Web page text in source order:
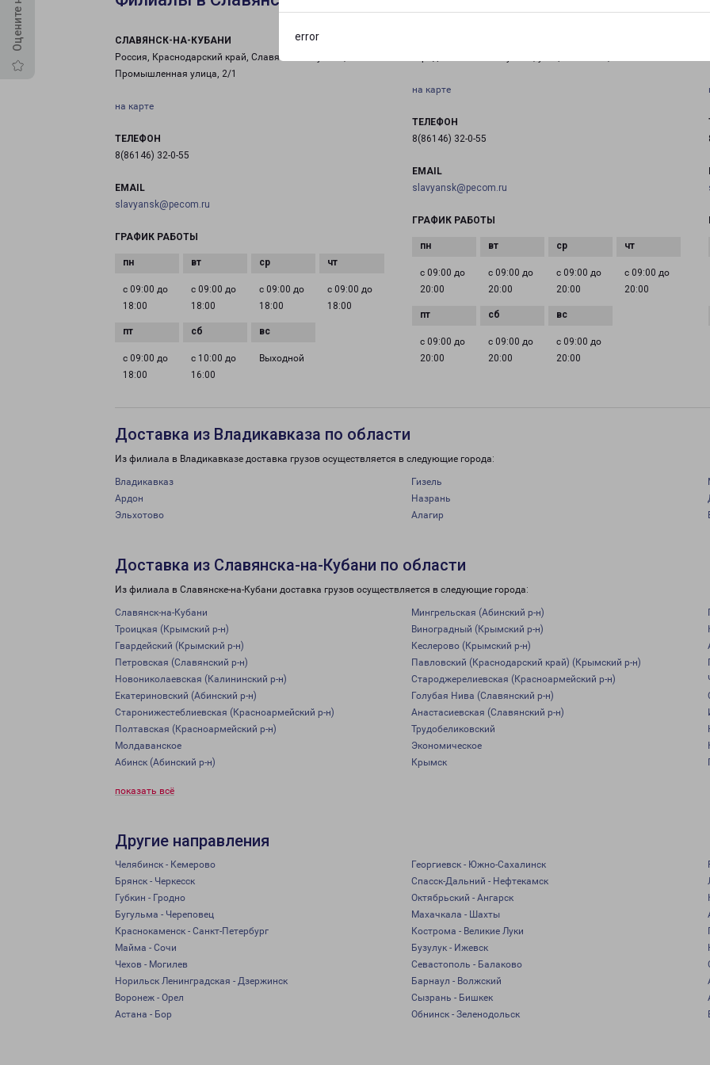
error
СЛАВЯНСК-НА-КУБАНИ
Россия, Краснодарский край, Славянск-на-Кубани,
Промышленная улица, 2/1
на карте
ТЕЛЕФОН
8(86146) 32-0-55
EMAIL
slavyansk@pecom.ru
ГРАФИК РАБОТЫ
с 09:00 до
18:00
с 09:00 до
18:00
с 09:00 до
18:00
с 09:00 до
18:00
с 09:00 до
18:00
с 10:00 до
16:00
Выходной
на карте
ТЕЛЕФОН
8(86146) 32-0-55
EMAIL
slavyansk@pecom.ru
ГРАФИК РАБОТЫ
с 09:00 до
20:00
с 09:00 до
20:00
с 09:00 до
20:00
с 09:00 до
20:00
с 09:00 до
20:00
с 09:00 до
20:00
с 09:00 до
20:00
Доставка из Владикавказа по области
Из филиала в Владикавказе доставка грузов осуществляется в следующие города:
Владикавказ Гизель
Ардон
Назрань
Эльхотово
Алагир
Доставка из Славянска-на-Кубани по области
Из филиала в Славянске-на-Кубани доставка грузов осуществляется в следующие города:
Славянск-на-Кубани Мингрельская (Абинский р-н)
Троицкая (Крымский р-н)
Виноградный (Крымский р-н)
Гвардейский (Крымский р-н)
Кеслерово (Крымский р-н)
Петровская (Славянский р-н)
Павловский (Краснодарский край) (Крымский р-н)
Новониколаевская (Калининский р-н)
Староджерелиевская (Красноармейский р-н)
Екатериновский (Абинский р-н)
Голубая Нива (Славянский р-н)
Старонижестеблиевская (Красноармейский р-н)
Анастасиевская (Славянский р-н)
Полтавская (Красноармейский р-н)
Трудобеликовский
Молдаванское
Экономическое
Абинск (Абинский р-н)
Крымск
показать всё
Другие направления
Челябинск - Кемерово Георгиевск - Южно-Сахалинск
Брянск - Черкесск
Спасск-Дальний - Нефтекамск
Губкин - Гродно
Октябрьский - Ангарск
Бугульма - Череповец
Махачкала - Шахты
Краснокаменск - Санкт-Петербург
Кострома - Великие Луки
Майма - Сочи
Бузулук - Ижевск
Чехов - Могилев
Севастополь - Балаково
Норильск Ленинградская - Дзержинск
Барнаул - Волжский
Воронеж - Орел
Сызрань - Бишкек
Астана - Бор
Обнинск - Зеленодольск